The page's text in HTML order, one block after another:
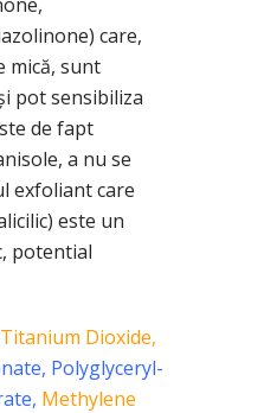
care,
mică, sunt
pot sensibiliza
de fapt
a nu se
exfoliant care
este un
potential
Titanium Dioxide,
Polyglyceryl-
Methylene